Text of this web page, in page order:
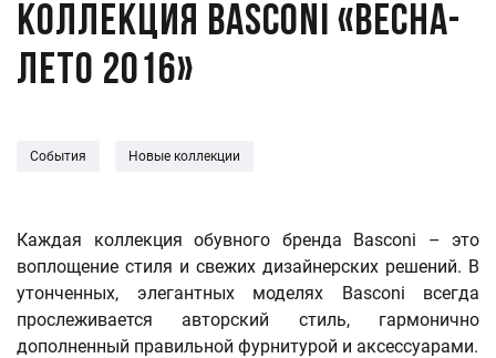
Коллекция Basconi «Весна-
Лето 2016»
События Новые коллекции
Каждая коллекция обувного бренда Basconi – это
воплощение стиля и свежих дизайнерских решений. В
утонченных, элегантных моделях Basconi всегда
прослеживается авторский стиль, гармонично
дополненный правильной фурнитурой и аксессуарами.